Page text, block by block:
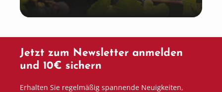
Jetzt zum Newsletter anmelden
und 10€ sichern
Erhalten Sie regelmäßig spannende Neuigkeiten,